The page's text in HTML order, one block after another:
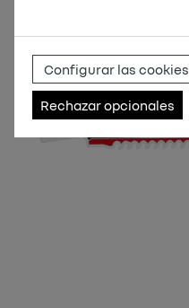
Configurar las cookies
Rechazar opcionales